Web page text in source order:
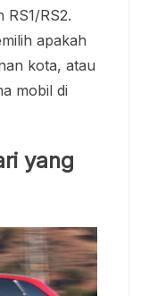
RS2.
apakah
kota, atau
mobil di
yang